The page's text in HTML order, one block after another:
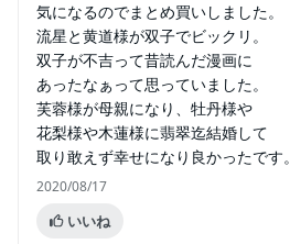
気になるのでまとめ買いしました。
流星と黄道様が双子でビックリ。
双子が不吉って昔読んだ漫画に
あったなぁって思っていました。
芙蓉様が母親になり、牡丹様や
花梨様や木蓮様に翡翠迄結婚して
取り敢えず幸せになり良かったです。
2020/08/17
いいね